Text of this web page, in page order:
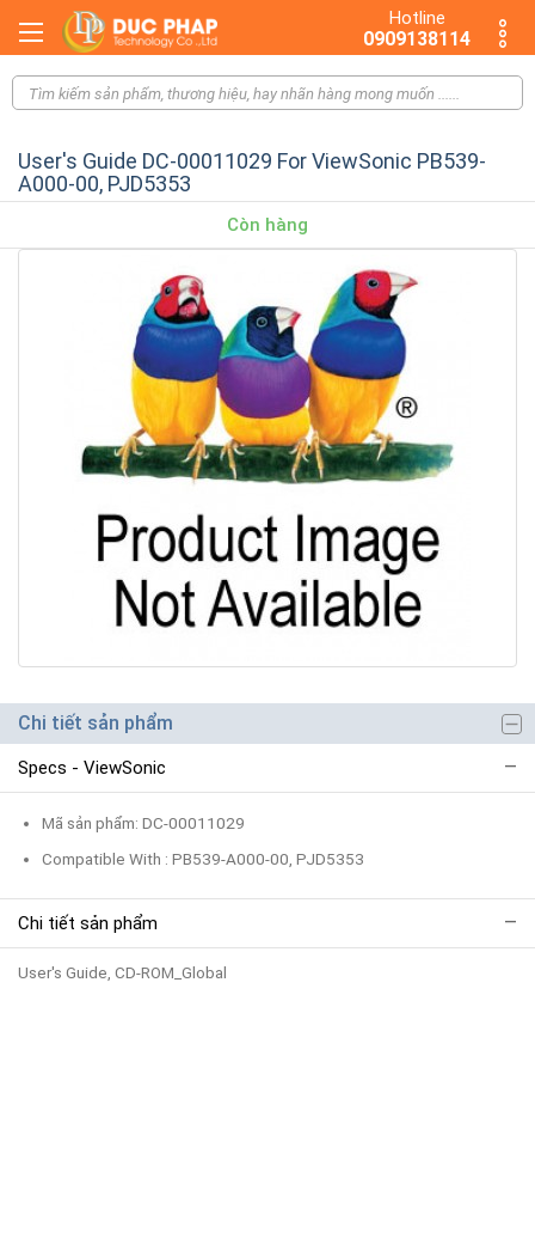
Hotline
0909138114
User's Guide DC-00011029 For ViewSonic PB539-
A000-00, PJD5353
Còn hàng
Chi tiết sản phẩm
Specs - ViewSonic
Mã sản phẩm: DC-00011029
Compatible With : PB539-A000-00, PJD5353
Chi tiết sản phẩm
User's Guide, CD-ROM_Global